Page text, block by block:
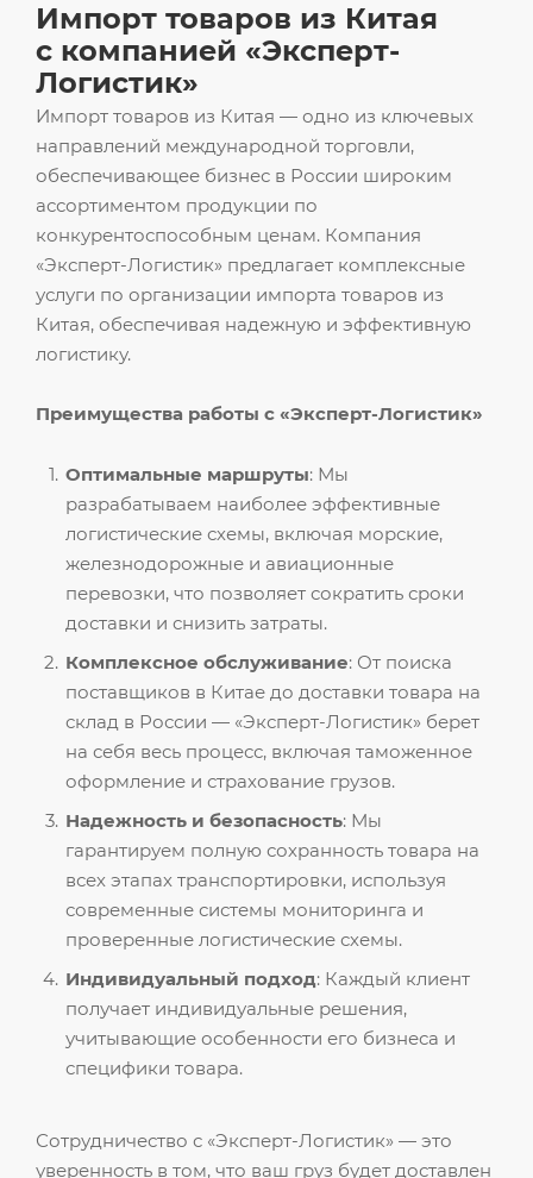
Импорт товаров из Китая — одно из ключевых
направлений международной торговли,
обеспечивающее бизнес в России широким
ассортиментом продукции по
конкурентоспособным ценам. Компания
«Эксперт-Логистик» предлагает комплексные
услуги по организации импорта товаров из
Китая, обеспечивая надежную и эффективную
логистику.
Преимущества работы с «Эксперт-Логистик»
Оптимальные маршруты: Мы
разрабатываем наиболее эффективные
логистические схемы, включая морские,
железнодорожные и авиационные
перевозки, что позволяет сократить сроки
доставки и снизить затраты.
Комплексное обслуживание: От поиска
поставщиков в Китае до доставки товара на
склад в России — «Эксперт-Логистик» берет
на себя весь процесс, включая таможенное
оформление и страхование грузов.
Надежность и безопасность: Мы
гарантируем полную сохранность товара на
всех этапах транспортировки, используя
современные системы мониторинга и
проверенные логистические схемы.
Индивидуальный подход: Каждый клиент
получает индивидуальные решения,
учитывающие особенности его бизнеса и
специфики товара.
Сотрудничество с «Эксперт-Логистик» — это
уверенность в том, что ваш груз будет доставлен
Импорт товаров из Китая
с компанией «Эксперт-
Логистик»